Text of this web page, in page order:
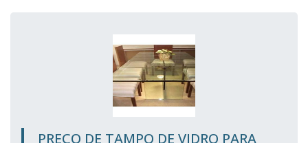
PREÇO DE TAMPO DE VIDRO PARA